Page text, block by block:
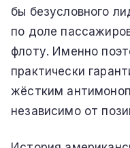
бы безусловного
по доле
флоту. Именно
практически
жёстким
независимо от